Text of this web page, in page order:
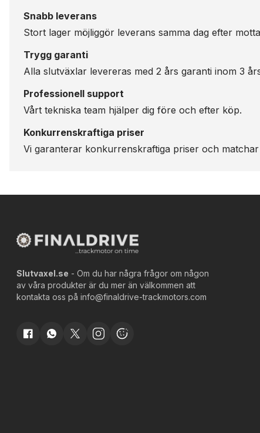
Snabb leverans
Stort lager möjliggör leverans samma dag efter
Trygg garanti
Alla slutväxlar levereras med 2 års garanti inom 3
Professionell support
Vårt tekniska team hjälper dig före och efter köp.
Konkurrenskraftiga priser
Vi garanterar konkurrenskraftiga priser och
Slutvaxel.se - Om du har några frågor om någon
av våra produkter är du mer än välkommen att
kontakta oss på info@finaldrive-trackmotors.com